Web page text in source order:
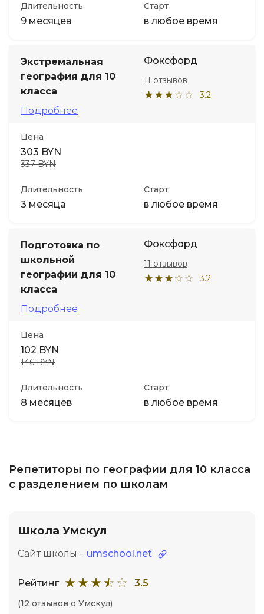
Длительность
9 месяцев
Старт
в любое время
Экстремальная
география для 10
класса
Подробнее
Фоксфорд
3.2
11 отзывов
Цена
303 BYN
337 BYN
Длительность
3 месяца
Старт
в любое время
Подготовка по
школьной
географии для 10
класса
Подробнее
Фоксфорд
3.2
11 отзывов
Цена
102 BYN
146 BYN
Длительность
8 месяцев
Старт
в любое время
Репетиторы по географии для 10 класса
с разделением по школам
Школа Умскул
Сайт школы – umschool.net
Рейтинг 3.5
(12 отзывов о Умскул)